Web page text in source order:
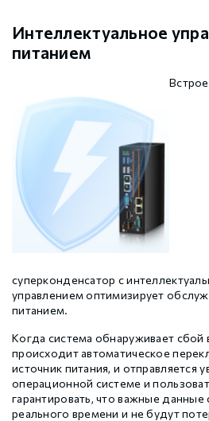
Интеллектуальное
питанием
суперконденсатор с
управлением оптимизирует
питанием.
Когда система обнаруживает сбой
происходит автоматическое
источник питания, и отправляется
операционной системе и
гарантировать, что важные
реального времени и не будут